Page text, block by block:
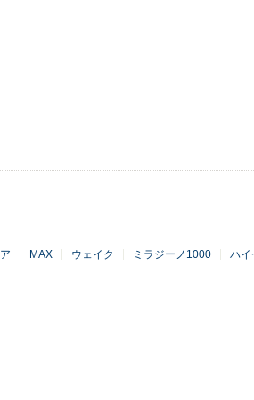
MAX ウェイク ミラジーノ1000 ハイ